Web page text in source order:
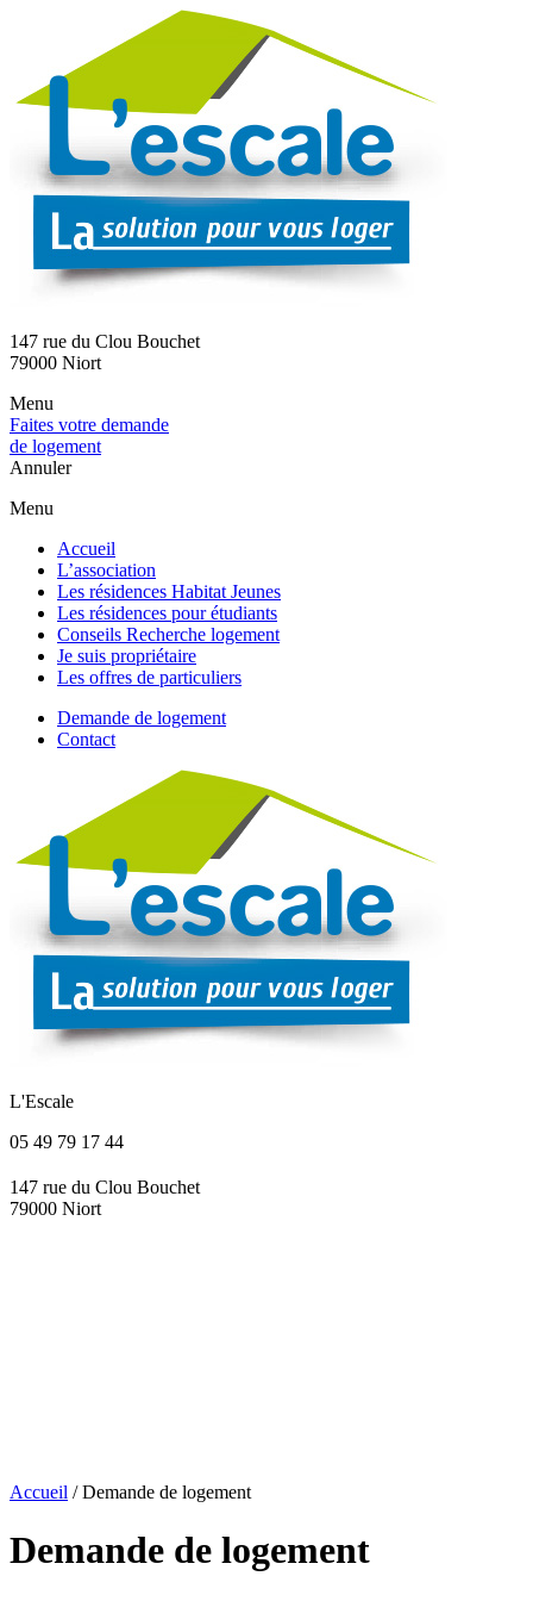
147 rue du Clou Bouchet
79000 Niort
Menu
Faites votre demande
de logement
Annuler
Menu
Accueil
L’association
Les résidences Habitat Jeunes
Les résidences pour étudiants
Conseils Recherche logement
Je suis propriétaire
Les offres de particuliers
Demande de logement
Contact
L'Escale
05 49 79 17 44
147 rue du Clou Bouchet
79000 Niort
Accueil /Demande de logement
Demande de logement